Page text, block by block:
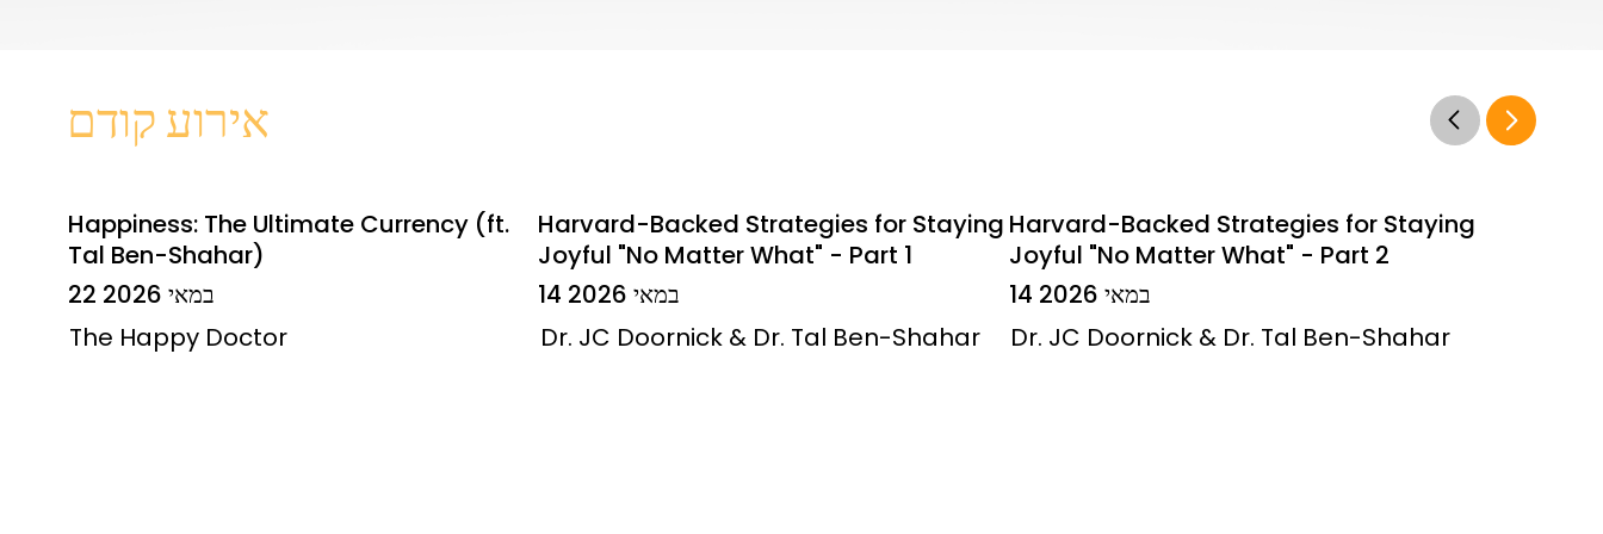
אירוע קודם
Happiness: The Ultimate Currency (ft.
Tal Ben-Shahar)
22 במאי 2026
The Happy Doctor
Harvard-Backed Strategies for Staying
Joyful "No Matter What" - Part 1
14 במאי 2026
Dr. JC Doornick & Dr. Tal Ben-Shahar
Harvard-Backed Strategies for Staying
Joyful "No Matter What" - Part 2
14 במאי 2026
Dr. JC Doornick & Dr. Tal Ben-Shahar